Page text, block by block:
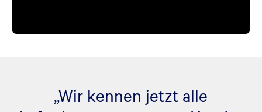
„Wir kennen jetzt alle